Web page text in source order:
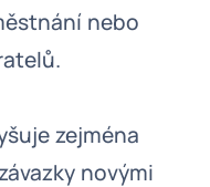
nebo
zejména
novými